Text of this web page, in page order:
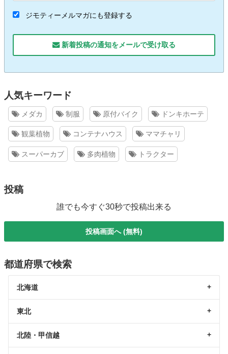
ジモティーメルマガにも登録する
新着投稿の通知をメールで受け取る
人気キーワード
メダカ 制服 原付バイク ドンキホーテ
観葉植物 コンテナハウス ママチャリ
スーパーカブ 多肉植物 トラクター
投稿
誰でも今すぐ30秒で投稿出来る
投稿画面へ (無料)
都道府県で検索
北海道
東北
北陸・甲信越